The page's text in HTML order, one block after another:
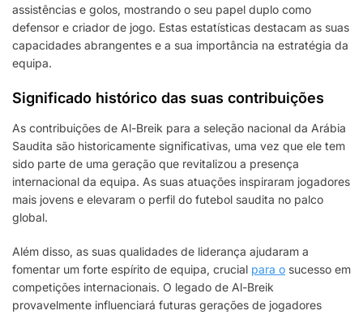
assistências e golos, mostrando o seu papel duplo como
defensor e criador de jogo. Estas estatísticas destacam as suas
capacidades abrangentes e a sua importância na estratégia da
equipa.
Significado histórico das suas contribuições
As contribuições de Al-Breik para a seleção nacional da Arábia
Saudita são historicamente significativas, uma vez que ele tem
sido parte de uma geração que revitalizou a presença
internacional da equipa. As suas atuações inspiraram jogadores
mais jovens e elevaram o perfil do futebol saudita no palco
global.
Além disso, as suas qualidades de liderança ajudaram a
fomentar um forte espírito de equipa, crucial para o sucesso em
competições internacionais. O legado de Al-Breik
provavelmente influenciará futuras gerações de jogadores